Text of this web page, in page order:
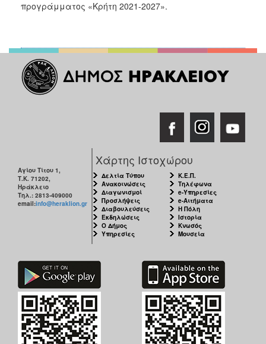
προγράμματος «Κρήτη 2021-2027».
Αγίου Τίτου 1,
Τ.Κ. 71202,
Ηράκλειο
Τηλ.: 2813-409000
email:info@heraklion.gr
Χάρτης Ιστοχώρου
Δελτία Τύπου
Ανακοινώσεις
Διαγωνισμοί
Προσλήψεις
Διαβουλεύσεις
Εκδηλώσεις
Ο Δήμος
Υπηρεσίες
Κ.Ε.Π.
Τηλέφωνα
e-Υπηρεσίες
e-Αιτήματα
Η Πόλη
Ιστορία
Κνωσός
Μουσεία